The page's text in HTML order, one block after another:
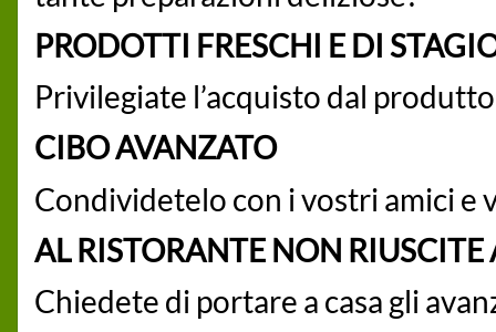
PRODOTTI FRESCHI E DI
Privilegiate l’acquisto dal
CIBO AVANZATO
Condividetelo con i vostri amici e
AL RISTORANTE NON
Chiedete di portare a casa gli